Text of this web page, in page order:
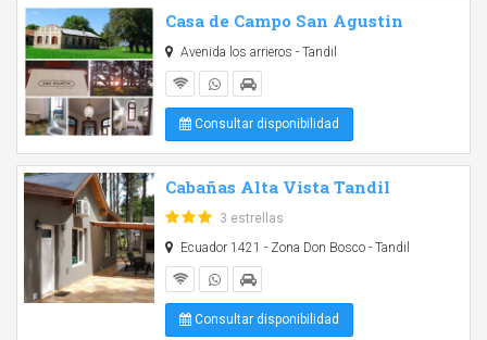
Casa de Campo San Agustin
Avenida los arrieros - Tandil
Consultar disponibilidad
Cabañas Alta Vista Tandil
3 estrellas
Ecuador 1421 - Zona Don Bosco - Tandil
Consultar disponibilidad